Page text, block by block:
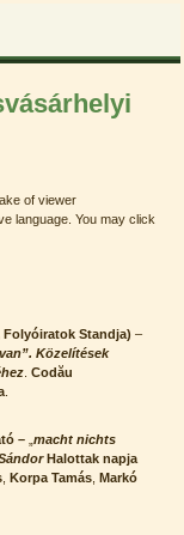
of viewer
language. You may click
Standja) –
Közelítések
Codău
– macht nichts
Halottak napja
Korpa Tamás Markó